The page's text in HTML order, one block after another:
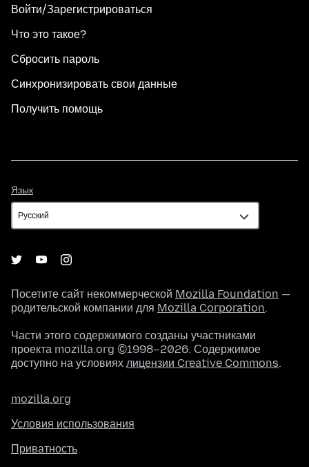
Войти/Зарегистрироваться
Что это такое?
Сбросить пароль
Синхронизировать свои данные
Получить помощь
Язык
Посетите сайт некоммерческой Mozilla Foundation —
родительской компании для Mozilla Corporation.
Части этого содержимого созданы участниками
проекта mozilla.org ©1998–2026. Содержимое
доступно на условиях лицензии Creative Commons.
mozilla.org
Условия использования
Приватность